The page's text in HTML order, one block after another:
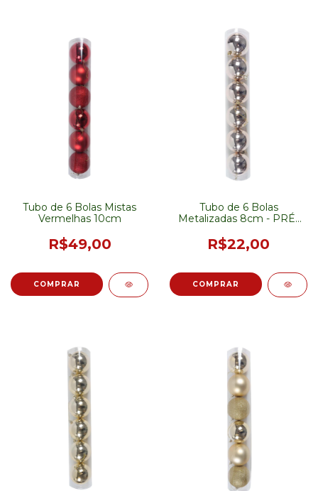
Tubo de 6 Bolas Mistas
Vermelhas 10cm
R$49,00
Tubo de 6 Bolas
Metalizadas 8cm - PRÉ-
R$22,00